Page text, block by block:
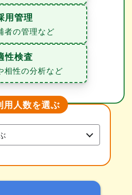
用管理
者の管理など
性検査
相性の分析など
用人数を選ぶ